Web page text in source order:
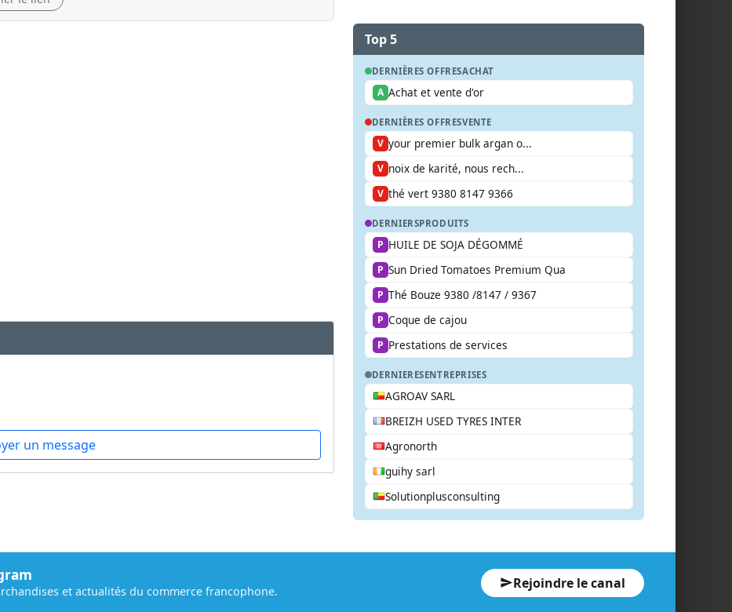
un message
Top 5
DERNIÈRES OFFRESACHAT
A Achat et vente d'or
DERNIÈRES OFFRESVENTE
V your premier bulk argan o...
V noix de karité, nous rech...
V thé vert 9380 8147 9366
DERNIERSPRODUITS
P HUILE DE SOJA DÉGOMMÉ
P Sun Dried Tomatoes Premium Qua
P Thé Bouze 9380 /8147 / 9367
P Coque de cajou
P Prestations de services
DERNIERESENTREPRISES
AGROAV SARL
BREIZH USED TYRES INTER
Agronorth
guihy sarl
Solutionplusconsulting
et actualités du commerce francophone. Rejoindre le canal